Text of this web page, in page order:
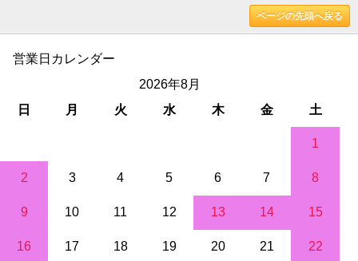
ページの先頭へ戻る
営業日カレンダー
2026年8月
日
月 火 水 木 金 土
1
2 3 4 5 6 7 8
9 10 11 12 13 14 15
16 17 18 19 20 21 22